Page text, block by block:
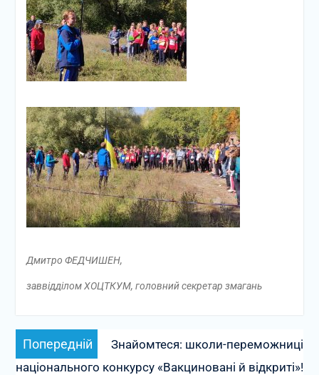
Дмитро ФЕДЧИШЕН,
заввідділом ХОЦТКУМ, головний секретар змагань
Навігація
записів
Попередній
запис:
Знайомтеся: школи-переможниці
національного конкурсу «Вакциновані й відкриті»!